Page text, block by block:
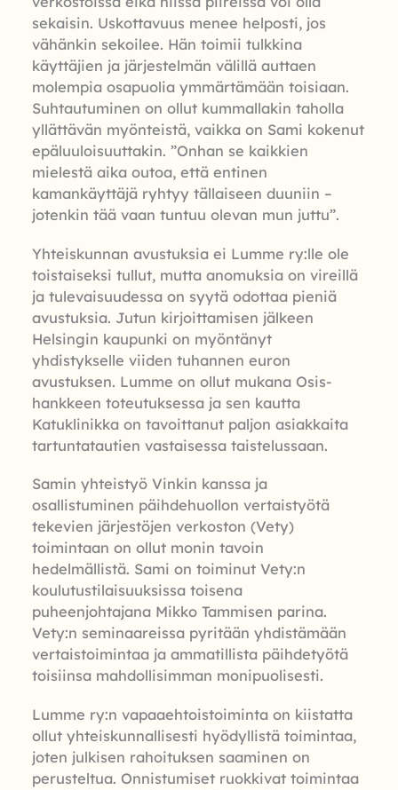
sekaisin. Uskottavuus menee helposti, jos
vähänkin sekoilee. Hän toimii tulkkina
käyttäjien ja järjestelmän välillä auttaen
molempia osapuolia ymmärtämään toisiaan.
Suhtautuminen on ollut kummallakin taholla
yllättävän myönteistä, vaikka on Sami kokenut
epäluuloisuuttakin. ”Onhan se kaikkien
mielestä aika outoa, että entinen
kamankäyttäjä ryhtyy tällaiseen duuniin –
jotenkin tää vaan tuntuu olevan mun juttu”.
Yhteiskunnan avustuksia ei Lumme ry:lle ole
toistaiseksi tullut, mutta anomuksia on vireillä
ja tulevaisuudessa on syytä odottaa pieniä
avustuksia. Jutun kirjoittamisen jälkeen
Helsingin kaupunki on myöntänyt
yhdistykselle viiden tuhannen euron
avustuksen. Lumme on ollut mukana Osis-
hankkeen toteutuksessa ja sen kautta
Katuklinikka on tavoittanut paljon asiakkaita
tartuntatautien vastaisessa taistelussaan.
Samin yhteistyö Vinkin kanssa ja
osallistuminen päihdehuollon vertaistyötä
tekevien järjestöjen verkoston (Vety)
toimintaan on ollut monin tavoin
hedelmällistä. Sami on toiminut Vety:n
koulutustilaisuuksissa toisena
puheenjohtajana Mikko Tammisen parina.
Vety:n seminaareissa pyritään yhdistämään
vertaistoimintaa ja ammatillista päihdetyötä
toisiinsa mahdollisimman monipuolisesti.
Lumme ry:n vapaaehtoistoiminta on kiistatta
ollut yhteiskunnallisesti hyödyllistä toimintaa,
joten julkisen rahoituksen saaminen on
perusteltua. Onnistumiset ruokkivat toimintaa